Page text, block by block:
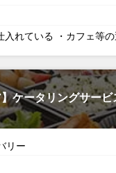
入れている ・カフェ等
ケータリングサー
リー